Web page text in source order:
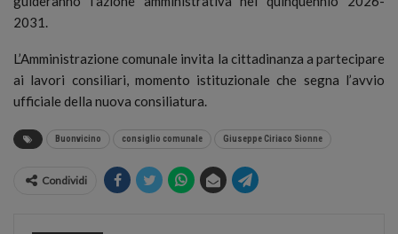
2031.
L’Amministrazione comunale invita la cittadinanza a partecipare
ai lavori consiliari, momento istituzionale che segna l’avvio
ufficiale della nuova consiliatura.
Buonvicino consiglio comunale Giuseppe Ciriaco Sionne
Condividi